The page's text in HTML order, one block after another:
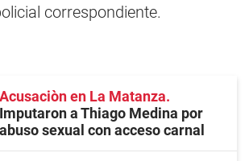
correspondiente.
Acusaciòn en La Matanza
Imputaron a Thiago Medina por
abuso sexual con acceso carnal